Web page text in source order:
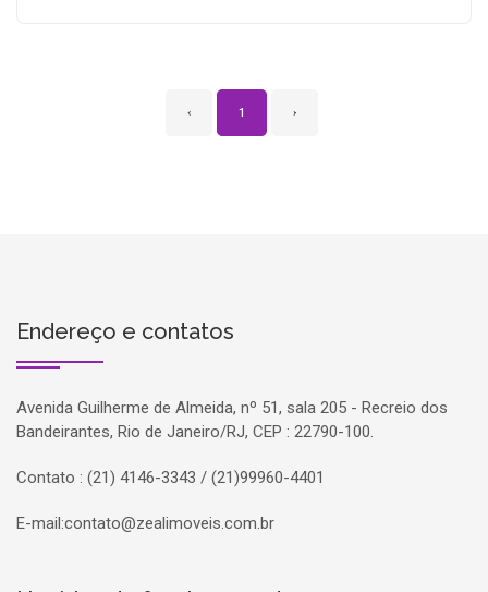
‹ 1 ›
Endereço e contatos
Avenida Guilherme de Almeida, nº 51, sala 205 - Recreio dos
Bandeirantes, Rio de Janeiro/RJ, CEP : 22790-100.
Contato : (21) 4146-3343 / (21)99960-4401
E-mail:contato@zealimoveis.com.br